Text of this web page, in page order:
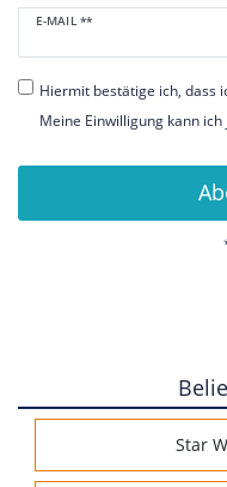
E-MAIL **
Newsletter
Honig
Hiermit bestätige ich, dass
Meine Einwilligung kann
Star